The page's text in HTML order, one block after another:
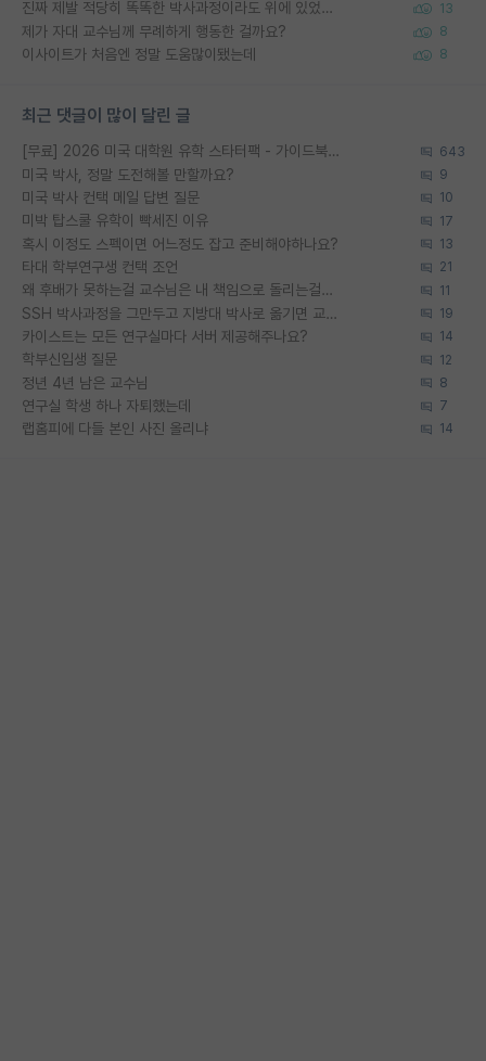
진짜 제발 적당히 똑똑한 박사과정이라도 위에 있었으면.. 13
제가 자대 교수님께 무례하게 행동한 걸까요? 8
이사이트가 처음엔 정말 도움많이됐는데 8
최근 댓글이 많이 달린 글
[무료] 2026 미국 대학원 유학 스타터팩 - 가이드북 & 합격자 컨택메일 템플릿 643
미국 박사, 정말 도전해볼 만할까요? 9
미국 박사 컨택 메일 답변 질문 10
미박 탑스쿨 유학이 빡세진 이유 17
혹시 이정도 스펙이면 어느정도 잡고 준비해야하나요? 13
타대 학부연구생 컨택 조언 21
왜 후배가 못하는걸 교수님은 내 책임으로 돌리는걸까요? 11
SSH 박사과정을 그만두고 지방대 박사로 옮기면 교수의 꿈은 끝일까요? 19
카이스트는 모든 연구실마다 서버 제공해주나요? 14
학부신입생 질문 12
정년 4년 남은 교수님 8
연구실 학생 하나 자퇴했는데 7
랩홈피에 다들 본인 사진 올리냐 14